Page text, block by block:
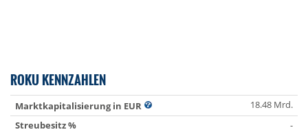
ROKU KENNZAHLEN
Marktkapitalisierung in EUR
18.48 Mrd.
Streubesitz %
-